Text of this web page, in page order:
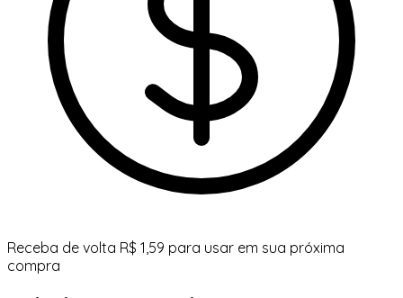
Receba de volta R$ 1,59 para usar em sua próxima
compra